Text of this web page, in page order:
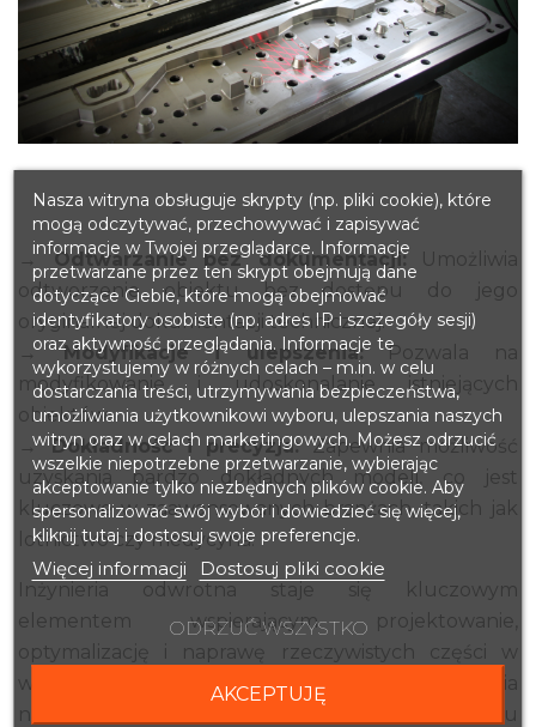
→ Odtwarzanie bez dokumentacji:Umożliwia
odtworzenie obiektu bez dostępu do jego
oryginalnej dokumentacji technicznej.
→ Modyfikacje i ulepszenia:Pozwala na
modyfikowanie i udoskonalanie istniejących
obiektów.
→ Dokładność i precyzja:Zapewnia możliwość
uzyskania bardzo dokładnych modeli, co jest
kluczowe w zaawansowanych branżach, takich jak
lotnictwo czy medycyna.
Inżynieria odwrotna staje się kluczowym
elementem wspierającym projektowanie,
optymalizację i naprawę rzeczywistych części w
wielu branżach. Możliwość cyfrowego odtworzenia
nawet bardzo złożonych geometrii przy użyciu
Nasza witryna obsługuje skrypty (np. pliki cookie), które
mogą odczytywać, przechowywać i zapisywać
informacje w Twojej przeglądarce. Informacje
przetwarzane przez ten skrypt obejmują dane
dotyczące Ciebie, które mogą obejmować
identyfikatory osobiste (np. adres IP i szczegóły sesji)
oraz aktywność przeglądania. Informacje te
wykorzystujemy w różnych celach – m.in. w celu
dostarczania treści, utrzymywania bezpieczeństwa,
umożliwiania użytkownikowi wyboru, ulepszania naszych
witryn oraz w celach marketingowych. Możesz odrzucić
wszelkie niepotrzebne przetwarzanie, wybierając
akceptowanie tylko niezbędnych plików cookie. Aby
spersonalizować swój wybór i dowiedzieć się więcej,
kliknij tutaj i dostosuj swoje preferencje.
Więcej informacji Dostosuj pliki cookie
ODRZUĆ WSZYSTKO
AKCEPTUJĘ